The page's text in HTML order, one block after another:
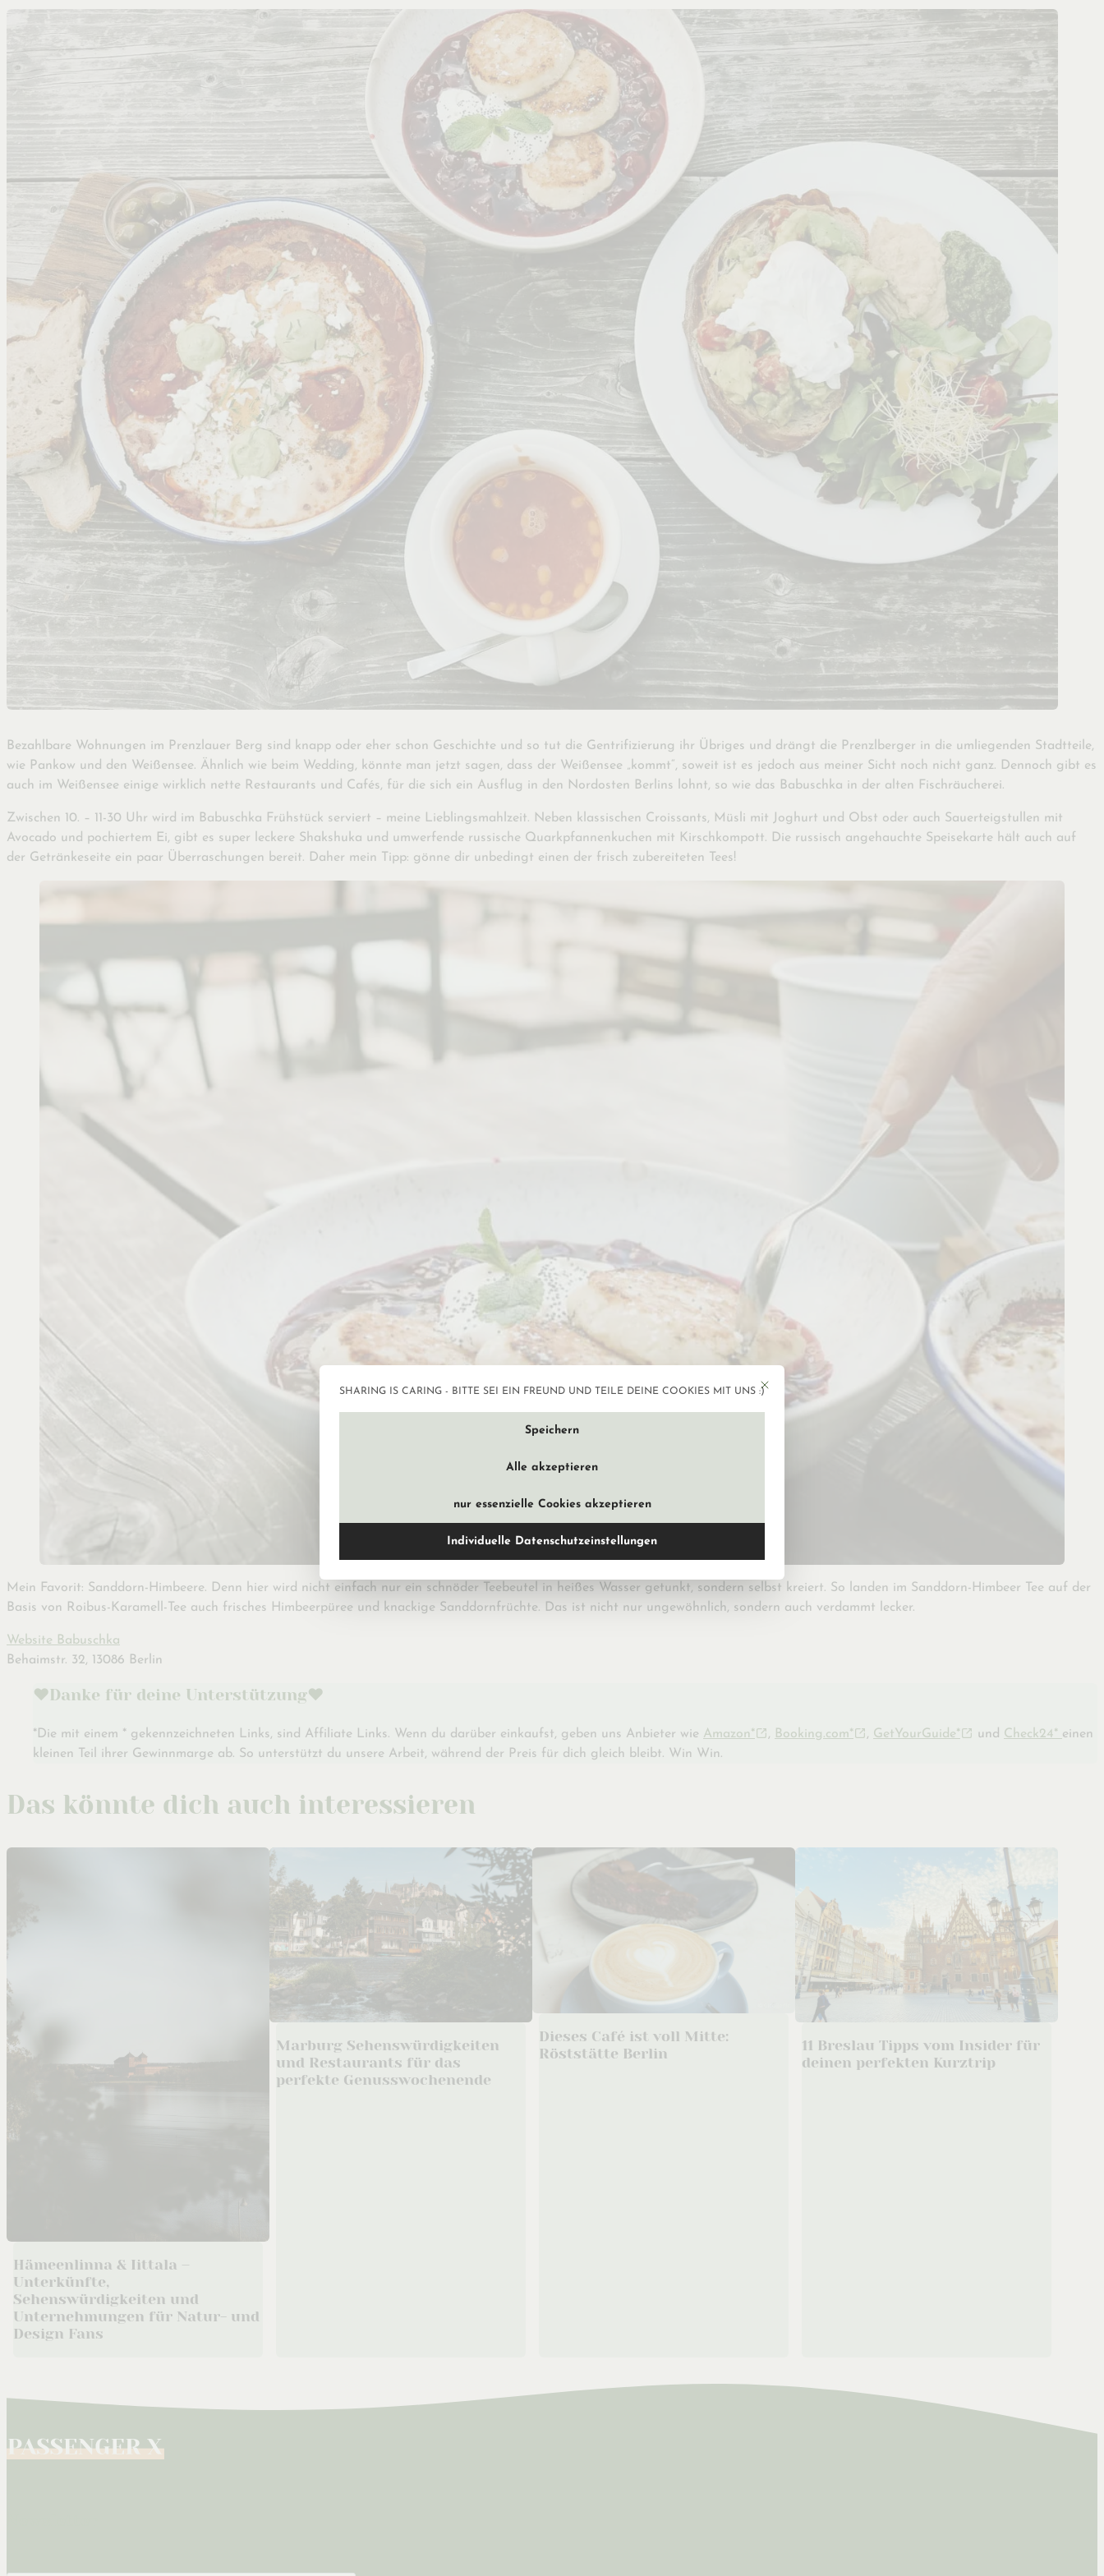
Bezahlbare Wohnungen im Prenzlauer Berg sind knapp oder eher schon Geschichte und so tut die Gentrifizierung ihr Übriges und drängt die Prenzlberger in die umliegenden Stadtteile,
wie Pankow und den Weißensee. Ähnlich wie beim Wedding, könnte man jetzt sagen, dass der Weißensee „kommt“, soweit ist es jedoch aus meiner Sicht noch nicht ganz. Dennoch gibt es
auch im Weißensee einige wirklich nette Restaurants und Cafés, für die sich ein Ausflug in den Nordosten Berlins lohnt, so wie das Babuschka in der alten Fischräucherei.
Zwischen 10. – 11-30 Uhr wird im Babuschka Frühstück serviert – meine Lieblingsmahlzeit. Neben klassischen Croissants, Müsli mit Joghurt und Obst oder auch Sauerteigstullen mit
Avocado und pochiertem Ei, gibt es super leckere Shakshuka und umwerfende russische Quarkpfannenkuchen mit Kirschkompott. Die russisch angehauchte Speisekarte hält auch auf
der Getränkeseite ein paar Überraschungen bereit. Daher mein Tipp: gönne dir unbedingt einen der frisch zubereiteten Tees!
Mein Favorit: Sanddorn-Himbeere. Denn hier wird nicht einfach nur ein schnöder Teebeutel in heißes Wasser getunkt, sondern selbst kreiert. So landen im Sanddorn-Himbeer Tee auf der
Basis von Roibus-Karamell-Tee auch frisches Himbeerpüree und knackige Sanddornfrüchte. Das ist nicht nur ungewöhnlich, sondern auch verdammt lecker.
Website Babuschka
Behaimstr. 32, 13086 Berlin
♥️Danke für deine Unterstützung♥️
*Die mit einem * gekennzeichneten Links, sind Affiliate Links. Wenn du darüber einkaufst, geben uns Anbieter wie Amazon* , Booking.com* , GetYourGuide* und Check24* einen
kleinen Teil ihrer Gewinnmarge ab. So unterstützt du unsere Arbeit, während der Preis für dich gleich bleibt. Win Win.
Das könnte dich auch interessieren
Hämeenlinna & Iittala –
Unterkünfte,
Sehenswürdigkeiten und
Unternehmungen für Natur- und
Design Fans
Marburg Sehenswürdigkeiten
und Restaurants für das
perfekte Genusswochenende
Dieses Café ist voll Mitte:
Röststätte Berlin
11 Breslau Tipps vom Insider für
deinen perfekten Kurztrip
Mit diesem Button wird der Dialog geschlossen. Seine Funktionalität ist
Datenschutzeinstellungen
SHARING IS CARING - BITTE SEI EIN FREUND UND TEILE DEINE COOKIES MIT UNS :)
Speichern
Alle akzeptieren
nur essenzielle Cookies akzeptieren
Individuelle Datenschutzeinstellungen